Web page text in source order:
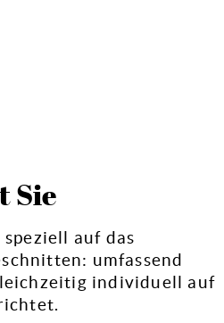
Sie
auf das
umfassend
individuell auf